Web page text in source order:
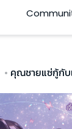
คุณชายแซ่กู้กับ